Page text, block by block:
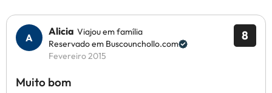
8
Alicia Viajou em família
Reservado em Buscounchollo.com
Fevereiro 2015
Muito bom